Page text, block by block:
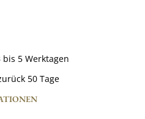
5 Werktagen
50 Tage